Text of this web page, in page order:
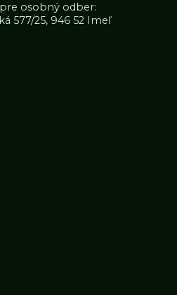
osobný odber:
577/25, 946 52 Imeľ